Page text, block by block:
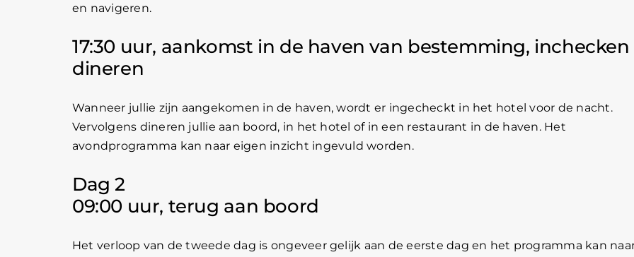
en navigeren.
17:30 uur, aankomst in de haven van bestemming, inchecken
dineren
Wanneer jullie zijn aangekomen in de haven, wordt er ingecheckt in het hotel voor de nacht.
Vervolgens dineren jullie aan boord, in het hotel of in een restaurant in de haven. Het
avondprogramma kan naar eigen inzicht ingevuld worden.
Dag 2
09:00 uur, terug aan boord
Het verloop van de tweede dag is ongeveer gelijk aan de eerste dag en het programma kan